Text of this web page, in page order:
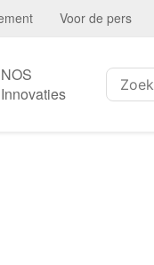
Voor de pers
NOS
Innovaties
Zoeken: